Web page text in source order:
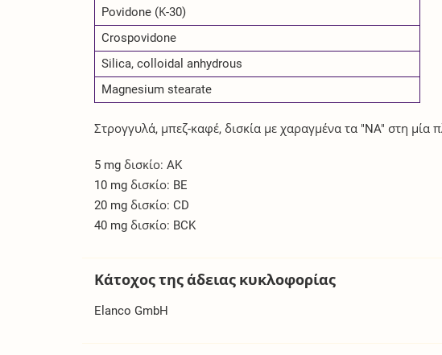
Povidone (Κ-30)
Crospovidone
Silica, colloidal anhydrous
Magnesium stearate
Στρογγυλά, μπεζ-καφέ, δισκία με χαραγμένα τα "NA" στη μία
5 mg δισκίο: AK
10 mg δισκίο: BE
20 mg δισκίο: CD
40 mg δισκίο: BCK
Κάτοχος της άδειας κυκλοφορίας
Elanco GmbH